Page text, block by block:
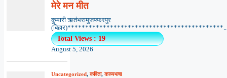
मेरे मन मीत
कुमारी ऋतंभरामुजफ्फरपुर
Total Views : 19
August 5, 2026
Uncategorized,कविता,काव्यभाषा